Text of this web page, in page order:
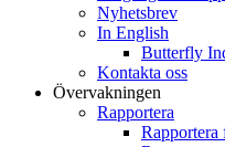
Nyhetsbrev
In English
Butterfly
Kontakta oss
Övervakningen
Rapportera
Rapportera